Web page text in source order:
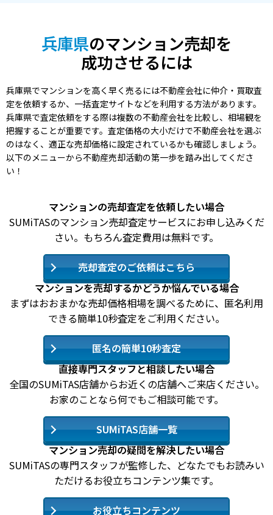
兵庫県のマンション売却を
成功させるには
兵庫県でマンションを高く早く売るには不動産会社に仲介・買取査
定を依頼するか、一括査定サイトなどを利用する方法があります。
兵庫県で査定依頼をする際は複数の不動産会社を比較し、相場観を
把握することが重要です。査定価格の大小だけで不動産会社を選ぶ
のはなく、適正な売却価格に設定されているかも確認しましょう。
以下のメニューから不動産売却活動の第一歩を踏み出してくださ
い！
マンションの売却査定を依頼したい場合
SUMiTASのマンション売却査定サービスにお申し込みくだ
さい。もちろん査定費用は無料です。
売却査定のご依頼はこちら
マンションを売却するかどうか悩んでいる場合
まずはおおまかな売却価格相場を調べるために、匿名利用
できる簡単10秒査定をご利用ください。
匿名の簡単10秒査定
直接専門スタッフと相談したい場合
全国のSUMiTAS店舗からお近くの店舗へご来店ください。
お家のことなら何でもご相談可能です。
SUMiTAS店舗一覧
マンション売却の疑問を解決したい場合
SUMiTASの専門スタッフが監修した、どなたでもお読みい
ただけるお役立ちコンテンツ集です。
お役立ちコンテンツ